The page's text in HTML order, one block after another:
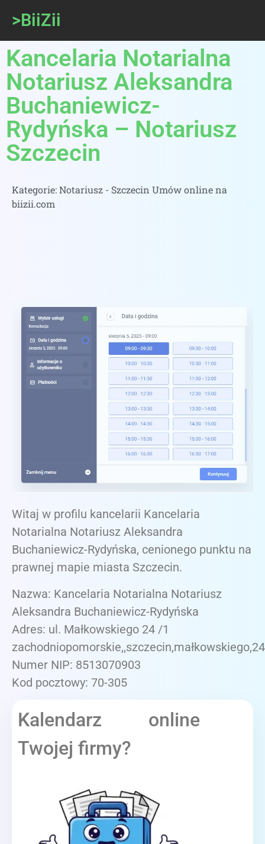
>BiiZii
Kancelaria Notarialna
Notariusz Aleksandra
Buchaniewicz-
Rydyńska – Notariusz
Szczecin
Kategorie:Notariusz - Szczecin Umów online na
biizii.com
Witaj w profilu kancelarii Kancelaria
Notarialna Notariusz Aleksandra
Buchaniewicz-Rydyńska, cenionego punktu na
prawnej mapie miasta Szczecin.
Nazwa: Kancelaria Notarialna Notariusz
Aleksandra Buchaniewicz-Rydyńska
Adres: ul. Małkowskiego 24 /1
Numer NIP: 8513070903
Kod pocztowy: 70-305
Kalendarz online
Twojej firmy?